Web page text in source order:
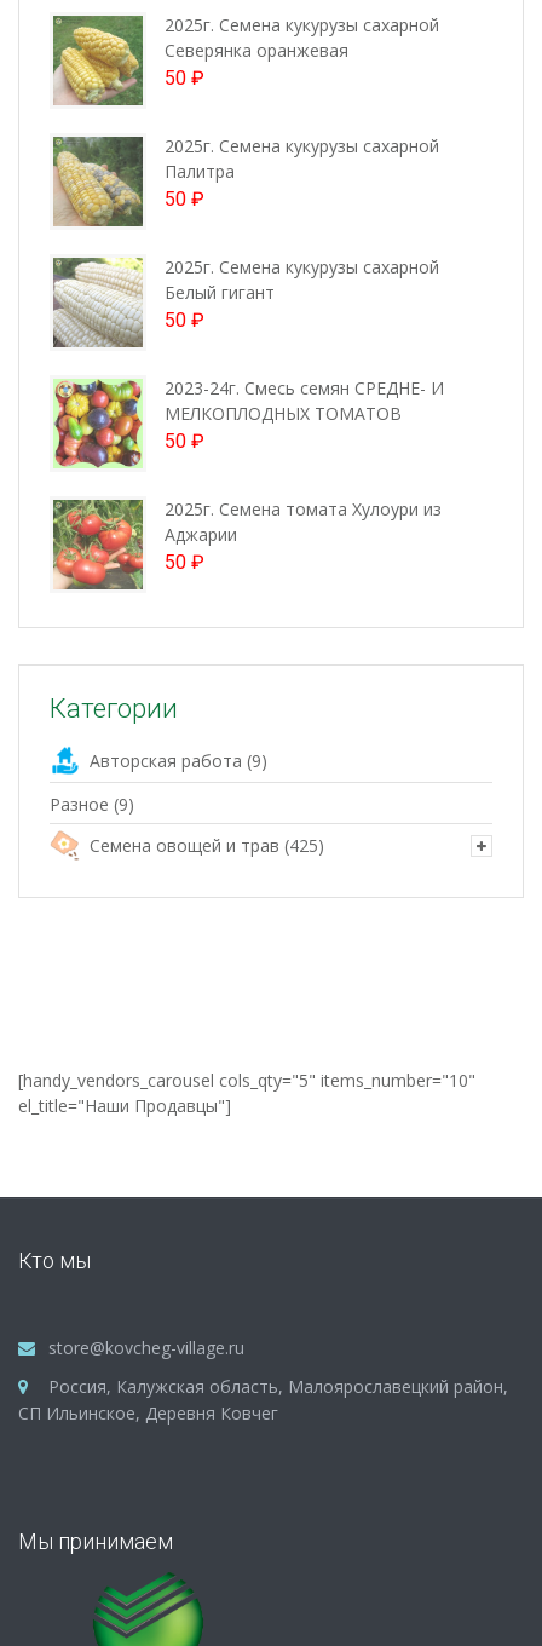
2025г. Семена кукурузы сахарной
Северянка оранжевая
50 ₽
2025г. Семена кукурузы сахарной
Палитра
50 ₽
2025г. Семена кукурузы сахарной
Белый гигант
50 ₽
2023-24г. Смесь семян СРЕДНЕ- И
МЕЛКОПЛОДНЫХ ТОМАТОВ
50 ₽
2025г. Семена томата Хулоури из
Аджарии
50 ₽
Категории
Авторская работа (9)
Разное (9)
Семена овощей и трав (425)
[handy_vendors_carousel cols_qty="5" items_number="10"
el_title="Наши Продавцы"]
Кто мы
store@kovcheg-village.ru
Россия, Калужская область, Малоярославецкий район,
СП Ильинское, Деревня Ковчег
Мы принимаем